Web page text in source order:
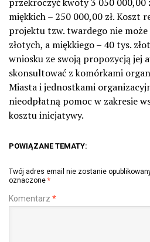
miękkich – 250 000,00 zł. Koszt
projektu tzw. twardego nie
złotych, a miękkiego – 40 tys.
wniosku ze swoją propozycją jej
skonsultować z komórkami
Miasta i jednostkami
nieodpłatną pomoc w zakresie
kosztu inicjatywy.
POWIĄZANE TEMATY:
Twój adres email nie zostanie
oznaczone *
Komentarz *